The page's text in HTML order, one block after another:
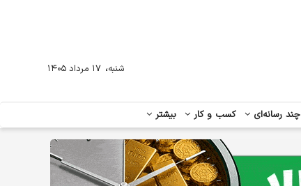
چند رسانه‌ای کسب و کار بیشتر
شنبه، ۱۷ مرداد ۱۴۰۵